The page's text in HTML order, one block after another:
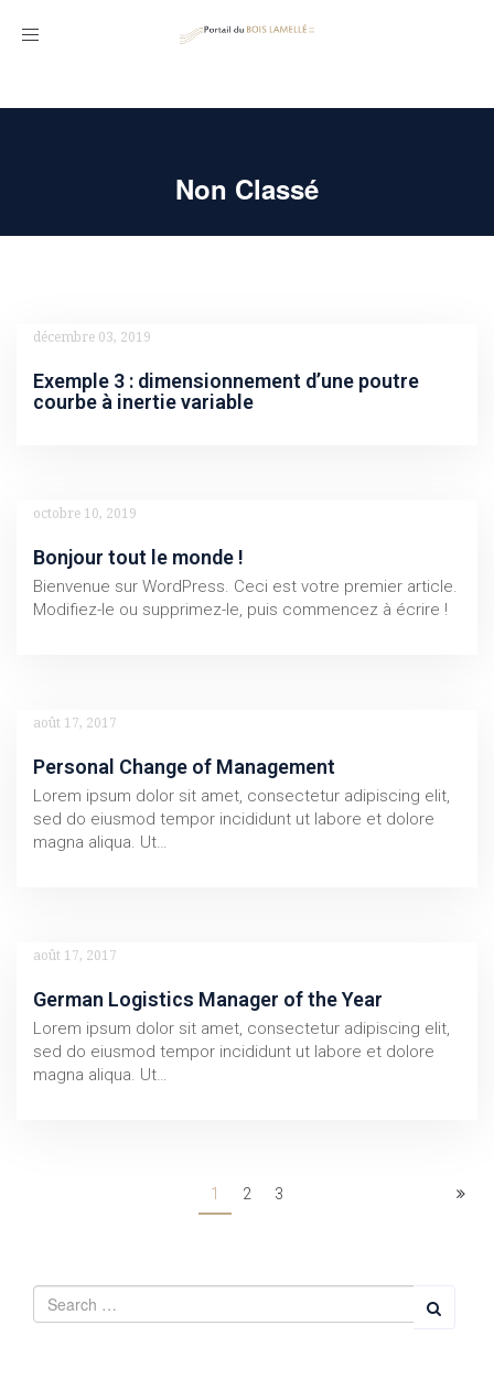
Toggle
Non Classé
décembre 03, 2019
Exemple 3 : dimensionnement d’une poutre
courbe à inertie variable
octobre 10, 2019
Bonjour tout le monde !
Bienvenue sur WordPress. Ceci est votre premier article.
Modifiez-le ou supprimez-le, puis commencez à écrire !
août 17, 2017
Personal Change of Management
Lorem ipsum dolor sit amet, consectetur adipiscing elit,
sed do eiusmod tempor incididunt ut labore et dolore
magna aliqua. Ut…
août 17, 2017
German Logistics Manager of the Year
Lorem ipsum dolor sit amet, consectetur adipiscing elit,
sed do eiusmod tempor incididunt ut labore et dolore
magna aliqua. Ut…
1 2 3